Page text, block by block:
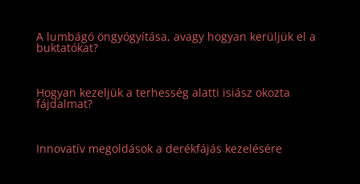
A lumbágó öngyógyítása, avagy hogyan kerüljük el a
buktatókat?
Hogyan kezeljük a terhesség alatti isiász okozta
fájdalmat?
Innovatív megoldások a derékfájás kezelésére